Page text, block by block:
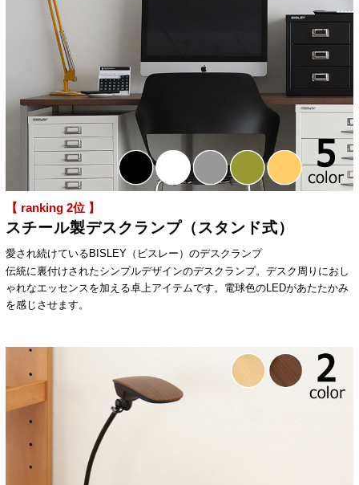
【 ranking 2位 】
スチール製デスクランプ（スタンド式）
愛され続けているBISLEY（ビスレー）のデスクランプ
伝統に裏付けされたシンプルデザインのデスクランプ。デスク周りにおし
ゃれなエッセンスを加える卓上アイテムです。電球色のLEDがあたたかみ
を感じさせます。